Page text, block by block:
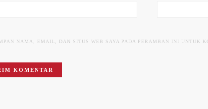
NAMA, EMAIL, DAN SITUS WEB SAYA PADA PERAMBAN INI UNTUK